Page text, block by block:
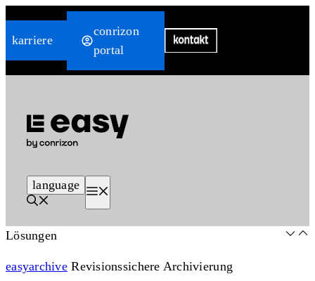
Inhalt
karriere
conrizon
portal
language
Lösungen
easyarchive Revisionssichere Archivierung